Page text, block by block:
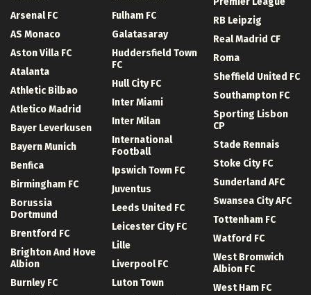
Arsenal FC
AS Monaco
Aston Villa FC
Atalanta
Athletic Bilbao
Atletico Madrid
Bayer Leverkusen
Bayern Munich
Benfica
Birmingham FC
Borussia
Dortmund
Brentford FC
Brighton And Hove
Albion
Burnley FC
Fulham FC
Galatasaray
Huddersfield Town
FC
Hull City FC
Inter Miami
Inter Milan
International
Football
Ipswich Town FC
Juventus
Leeds United FC
Leicester City FC
Lille
Liverpool FC
Luton Town
RB Leipzig
Real Madrid CF
Roma
Sheffield United FC
Southampton FC
Sporting Lisbon
CP
Stade Rennais
Stoke City FC
Sunderland AFC
Swansea City AFC
Tottenham FC
Watford FC
West Bromwich
Albion FC
West Ham FC